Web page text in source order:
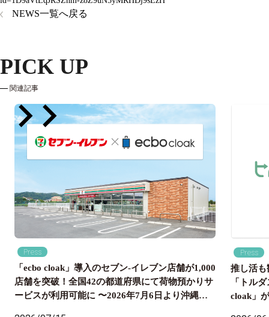
NEWS一覧へ戻る
PICK UP
関連記事
Press
「ecbo cloak」導入のセブン‐イレブン店舗が1,000
店舗を突破！全国42の都道府県にて荷物預かりサ
ービスが利用可能に 〜2026年7月6日より沖縄県
Press
推し活
「トル
cloak」